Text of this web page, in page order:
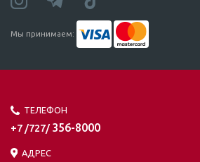
Мы принимаем:
ТЕЛЕФОН
+7 /727/ 356-8000
АДРЕС